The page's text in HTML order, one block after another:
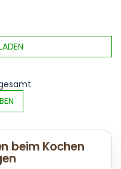
beim Kochen